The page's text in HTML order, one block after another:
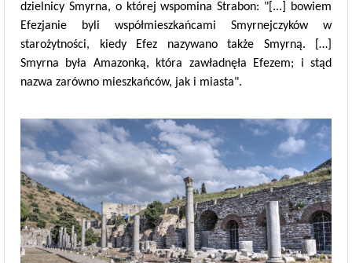
dzielnicy Smyrna, o której wspomina Strabon: "[...] bowiem
Efezjanie byli współmieszkańcami Smyrnejczyków w
starożytności, kiedy Efez nazywano także Smyrną. […]
Smyrna była Amazonką, która zawładnęła Efezem; i stąd
nazwa zarówno mieszkańców, jak i miasta".